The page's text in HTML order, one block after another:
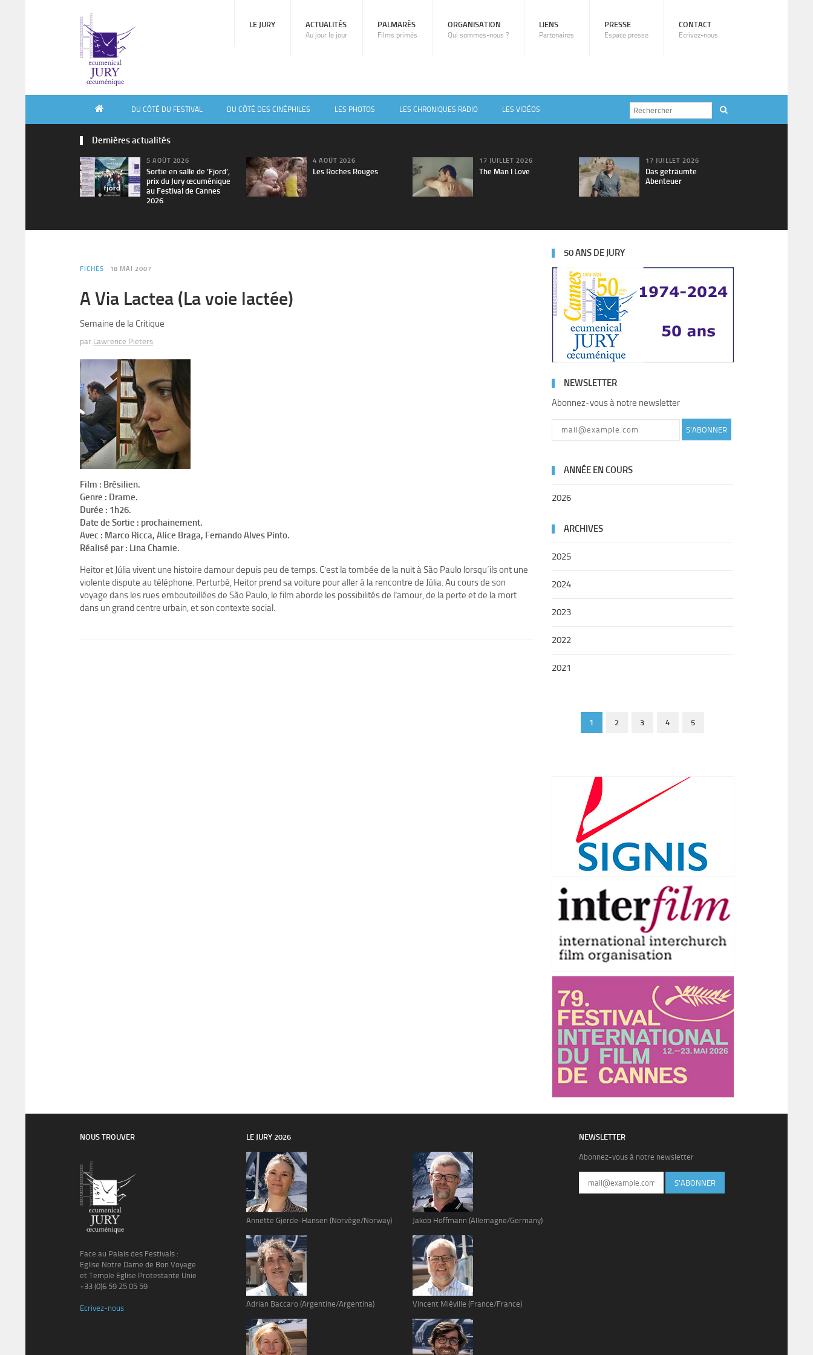
LE JURY ACTUALITÉS
Au jour le jour
PALMARÈS
Films primés
ORGANISATION
Qui sommes-nous ?
LIENS
Partenaires
PRESSE
Espace presse
CONTACT
Ecrivez-nous
DU CÔTÉ DU FESTIVAL DU CÔTÉ DES CINÉPHILES LES PHOTOS LES CHRONIQUES RADIO LES VIDÉOS
Dernières actualités
5 AOÛT 2026
Sortie en salle de ’Fjord’,
prix du Jury œcuménique
au Festival de Cannes
2026
4 AOÛT 2026
Les Roches Rouges
17 JUILLET 2026
The Man I Love
17 JUILLET 2026
Das geträumte
Abenteuer
FICHES 18 MAI 2007
A Via Lactea (La voie lactée)
Semaine de la Critique
par Lawrence Pieters
Film : Brésilien.
Genre : Drame.
Durée : 1h26.
Date de Sortie : prochainement.
Avec : Marco Ricca, Alice Braga, Fernando Alves Pinto.
Réalisé par : Lina Chamie.
Heitor et Júlia vivent une histoire damour depuis peu de temps. C’est la tombée de la nuit à São Paulo lorsqu´ils ont une
violente dispute au téléphone. Perturbé, Heitor prend sa voiture pour aller à la rencontre de Júlia. Au cours de son
voyage dans les rues embouteillées de São Paulo, le film aborde les possibilités de l’amour, de la perte et de la mort
dans un grand centre urbain, et son contexte social.
50 ANS DE JURY
NEWSLETTER
Abonnez-vous à notre newsletter
S'ABONNER
ANNÉE EN COURS
2026
ARCHIVES
2025
2024
2023
2022
2021
1 2 3 4 5
NOUS TROUVER
Face au Palais des Festivals :
Eglise Notre Dame de Bon Voyage
et Temple Eglise Protestante Unie
+33 (0)6 59 25 05 59
Ecrivez-nous
LE JURY 2026
Annette Gjerde-Hansen (Norvège/Norway)
Adrian Baccaro (Argentine/Argentina)
Jakob Hoffmann (Allemagne/Germany)
Vincent Miéville (France/France)
NEWSLETTER
Abonnez-vous à notre newsletter
S'ABONNER